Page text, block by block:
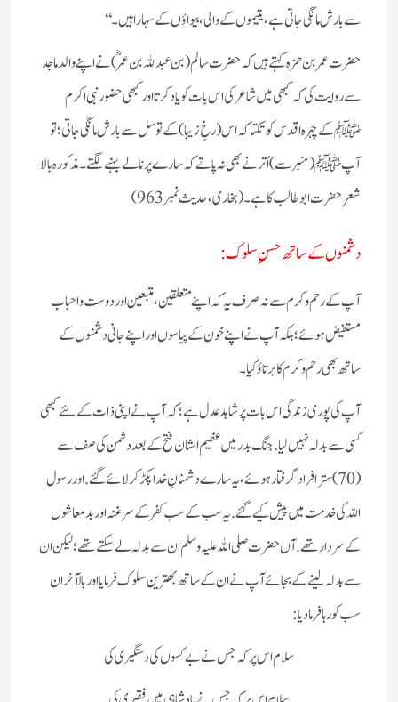
سے بارش مانگی جاتی ہے، یتیموں کے والی، بیواؤں کے سہارا ہیں۔‘‘
حضرت عمر بن حمزہ کہتے ہیں کہ حضرت سالم (بن عبد ﷲ بن عمرؓ) نے اپنے والد ماجد
سے روایت کی کہ کبھی میں شاعر کی اس بات کو یاد کرتا اور کبھی حضور نبی اکرم
ﷺکے چہرہ اقدس کو تکتا کہ اس (رخِ زیبا) کے توسل سے بارش مانگی جاتی؛ تو
آپ ﷺ(منبر سے) اُترنے بھی نہ پاتے کہ سارے پرنالے بہنے لگتے۔مذکورہ بالا
شعر حضرت ابوطالب کا ہے۔ ( بخاری، حدیث نمبر 963 )
دشمنوں کے ساتھ حسنِ سلوک:
آپ کے رحم و کرم سے نہ صرف یہ کہ اپنے متعلقین، متبعین اور دوست و احباب
مستفیض ہوئے؛ بلکہ آپ نے اپنے خون کے پیاسوں اور اپنے جانی دشمنوں کے
ساتھ بھی رحم وکرم کا برتاؤ کیا۔
آپ کی پوری زندگی اس بات پر شاہد عدل ہے؛ کہ آپ نے اپنی ذات کے لئے کبھی
کسی سے بدلہ نہیں لیا. جنگ بدر میں عظیم الشان فتح کے بعد دشمن کی صف سے
(70)ستر افراد گرفتار ہوئے، یہ سارے دشمنانِ خدا پکڑ کرلائے گئے. اور رسول
اللہ کی خدمت میں پیش کیے گئے. یہ سب کے سب کفر کے سرغنہ اور بد معاشوں
کے سردار تھے. آں حضرت صلی اللہ علیہ وسلم ان سے بدلہ لے سکتے تھے؛ لیکن ان
سے بدلہ لینے کے بجائے آپ نے ان کے ساتھ بهترین سلوک فرمایا اور بالآخر ان
سب کو رہا فرما دیا:
سلام اس پر کہ جس نے بے کسوں کی دستگیری کی